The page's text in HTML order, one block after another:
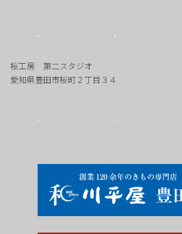
桜工房 第二スタジオ
愛知県豊田市桜町２丁目３４